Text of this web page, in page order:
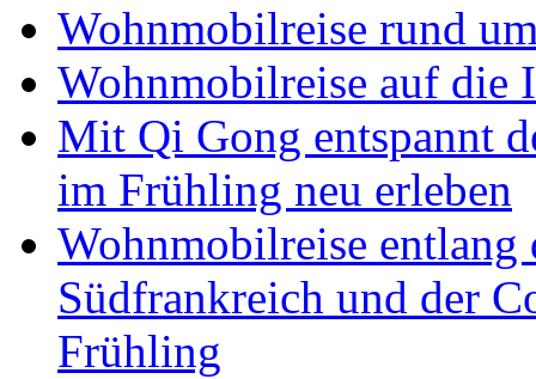
Wohnmobilreise rund
Wohnmobilreise auf die
Mit Qi Gong entspannt
im Frühling neu erleben
Wohnmobilreise
Südfrankreich und der
Frühling